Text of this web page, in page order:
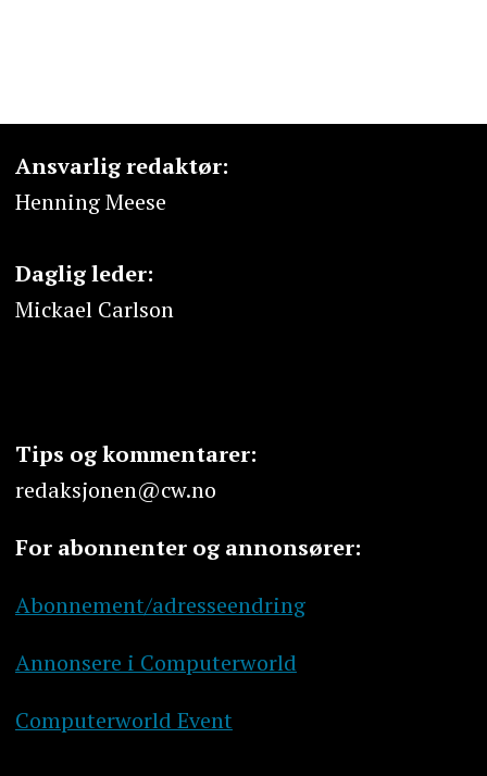
Ansvarlig redaktør:
Henning Meese
Daglig leder:
Mickael Carlson
Tips og kommentarer:
redaksjonen@cw.no
For abonnenter og annonsører:
Abonnement/adresseendring
Annonsere i Computerworld
Computerworld Event